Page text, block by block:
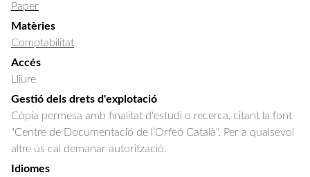
Paper
Matèries
Comptabilitat
Accés
Lliure
Gestió dels drets d'explotació
Còpia permesa amb finalitat d'estudi o recerca, citant la font
"Centre de Documentació de l’Orfeó Català". Per a qualsevol
altre ús cal demanar autorització.
Idiomes